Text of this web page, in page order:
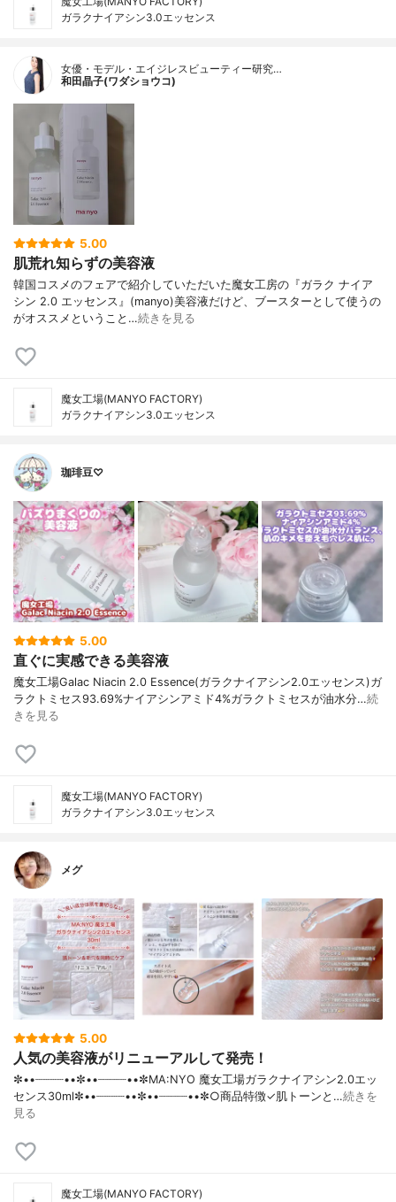
ガラクナイアシン3.0エッセンス
女優・モデル・エイジレスビューティー研究…
和田晶子(ワダショウコ)
5.00
肌荒れ知らずの美容液
韓国コスメのフェアで紹介していただいた魔女工房の『ガラク ナイア
シン 2.0 エッセンス』(manyo)美容液だけど、ブースターとして使うの
がオススメということ…続きを見る
魔女工場(MANYO FACTORY)
ガラクナイアシン3.0エッセンス
珈琲豆♡
5.00
直ぐに実感できる美容液
魔女工場Galac Niacin 2.0 Essence(ガラクナイアシン2.0エッセンス)ガ
ラクトミセス93.69%ナイアシンアミド4%ガラクトミセスが油水分…続
きを見る
魔女工場(MANYO FACTORY)
ガラクナイアシン3.0エッセンス
メグ
5.00
人気の美容液がリニューアルして発売！
✼••┈┈┈┈••✼••┈┈┈┈••✼MA:NYO 魔女工場ガラクナイアシン2.0エッ
センス30ml✼••┈┈┈┈••✼••┈┈┈┈••✼○商品特徴✓肌トーンと…続きを
見る
魔女工場(MANYO FACTORY)